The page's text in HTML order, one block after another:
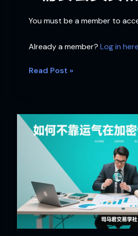
You must be a member to
Already a member? Log in here
家
Read Post »
何
气
在
加
密
领